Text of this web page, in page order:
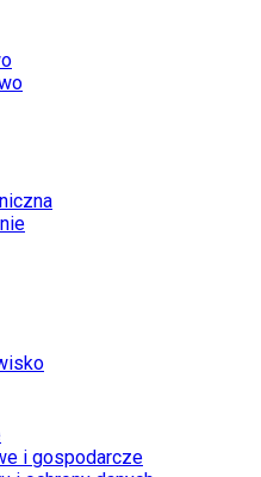
i gospodarcze